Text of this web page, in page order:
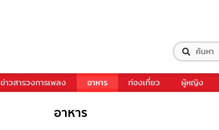
ข่าวสารวงการเพลง อาหาร ท่องเที่ยว ผู้หญิง
อาหาร